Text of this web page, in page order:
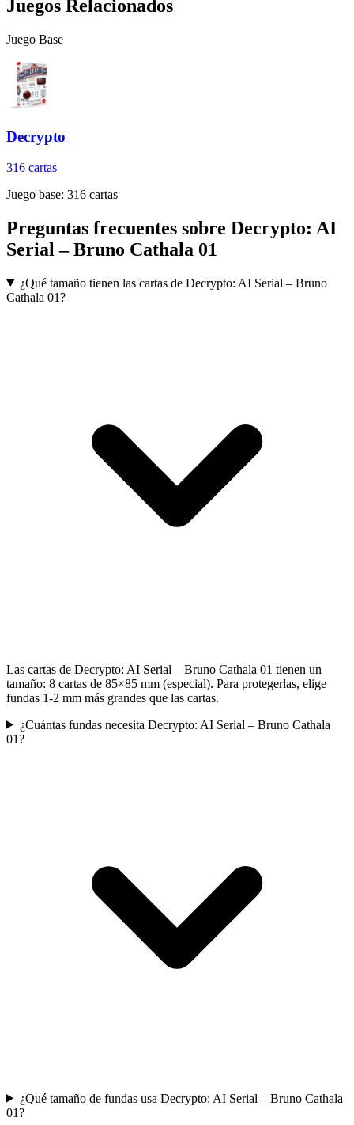
Juegos Relacionados
Juego Base
Decrypto
316 cartas
Juego base: 316 cartas
Preguntas frecuentes sobre Decrypto: AI
Serial – Bruno Cathala 01
¿Qué tamaño tienen las cartas de Decrypto: AI Serial – Bruno
Cathala 01?
Las cartas de Decrypto: AI Serial – Bruno Cathala 01 tienen un
tamaño: 8 cartas de 85×85 mm (especial). Para protegerlas, elige
fundas 1-2 mm más grandes que las cartas.
¿Cuántas fundas necesita Decrypto: AI Serial – Bruno Cathala
01?
¿Qué tamaño de fundas usa Decrypto: AI Serial – Bruno Cathala
01?